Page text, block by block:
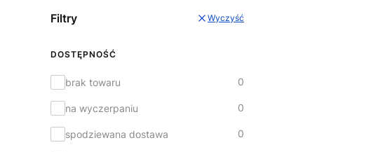
Filtry Wyczyść
DOSTĘPNOŚĆ
Dostępność
brak towaru 0
na wyczerpaniu 0
spodziewana dostawa 0